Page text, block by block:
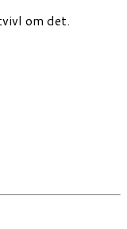
om det.